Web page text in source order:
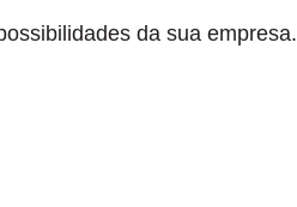
da sua empresa.